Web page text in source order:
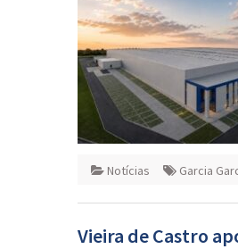
Notícias Garcia
Vieira de Castro